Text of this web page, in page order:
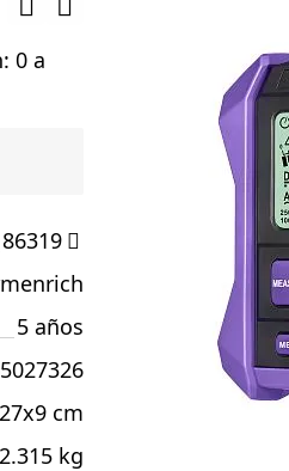
0 a
86319
5 años
cm
2.315 kg